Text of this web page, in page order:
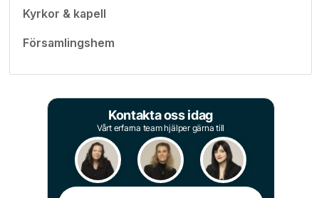
Kyrkor & kapell
Församlingshem
Kontakta oss idag
Vårt erfarna team hjälper gärna till